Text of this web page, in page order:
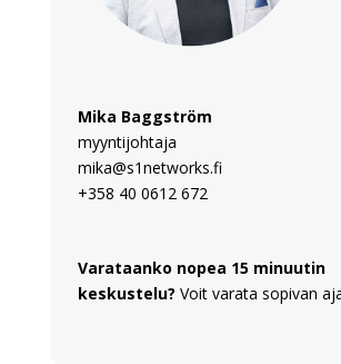
Mika Baggström
myyntijohtaja
mika@s1networks.fi
+358 40 0612 672
Varataanko nopea 15 minuutin
keskustelu? Voit varata sopivan